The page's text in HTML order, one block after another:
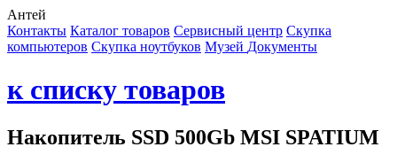
Антей
Контакты Каталог товаров Сервисный центр Cкупка
компьютеров Cкупка ноутбуков Музей Документы
к списку товаров
Накопитель SSD 500Gb MSI SPATIUM